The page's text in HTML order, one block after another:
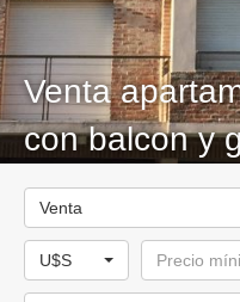
Venta
con balcon y
amplio
Venta
U$S